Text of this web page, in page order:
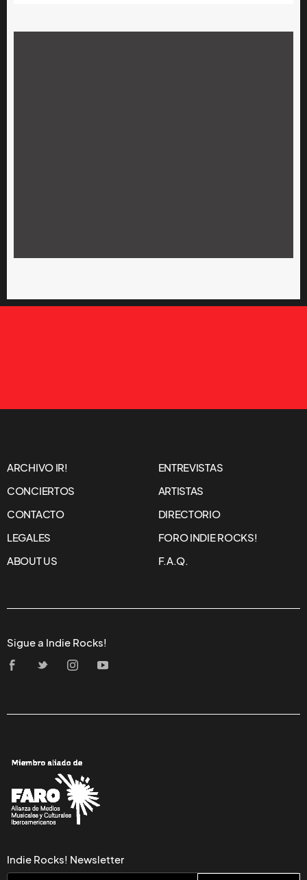
ARCHIVO IR!
ENTREVISTAS
CONCIERTOS
ARTISTAS
CONTACTO
DIRECTORIO
LEGALES
FORO INDIE ROCKS!
ABOUT US
F.A.Q.
Sigue a Indie Rocks!
Indie Rocks! Newsletter